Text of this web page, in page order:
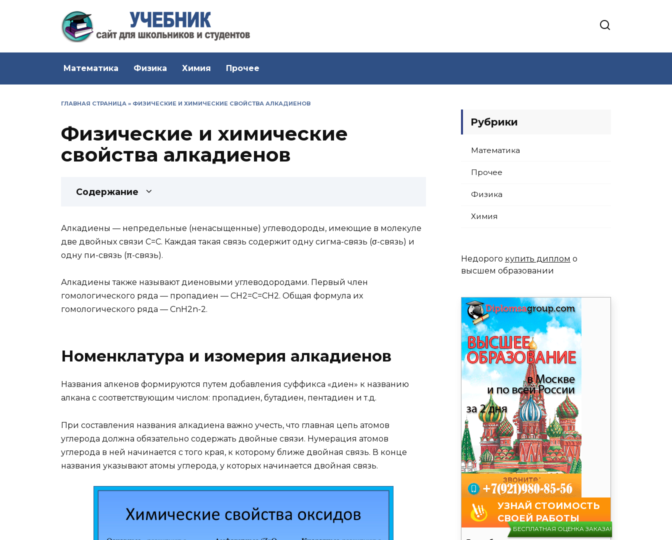
Математика Физика Химия Прочее
ГЛАВНАЯ СТРАНИЦА » ФИЗИЧЕСКИЕ И ХИМИЧЕСКИЕ СВОЙСТВА АЛКАДИЕНОВ
Физические и химические
свойства алкадиенов
Содержание
Алкадиены — непредельные (ненасыщенные) углеводороды, имеющие в молекуле
две двойных связи С=С. Каждая такая связь содержит одну сигма-связь (σ-связь) и
одну пи-связь (π-связь).
Алкадиены также называют диеновыми углеводородами. Первый член
гомологического ряда — пропадиен — CH2=C=CH2. Общая формула их
гомологического ряда — CnH2n-2.
Номенклатура и изомерия алкадиенов
Названия алкенов формируются путем добавления суффикса «диен» к названию
алкана с соответствующим числом: пропадиен, бутадиен, пентадиен и т.д.
При составления названия алкадиена важно учесть, что главная цепь атомов
углерода должна обязательно содержать двойные связи. Нумерация атомов
углерода в ней начинается с того края, к которому ближе двойная связь. В конце
названия указывают атомы углерода, у которых начинается двойная связь.
Рубрики
Математика
Прочее
Физика
Химия
Недорого купить диплом о
высшем образовании
УЗНАЙ СТОИМОСТЬ
СВОЕЙ РАБОТЫ
БЕСПЛАТНАЯ ОЦЕНКА ЗАКАЗА!